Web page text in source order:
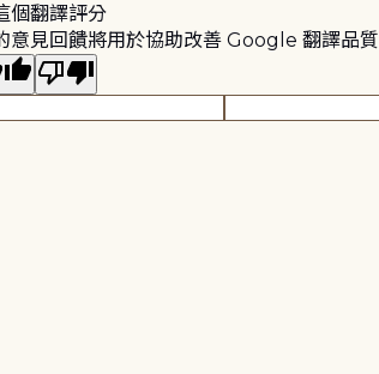
個翻譯評分
意見回饋將用於協助改善 Google 翻譯品質